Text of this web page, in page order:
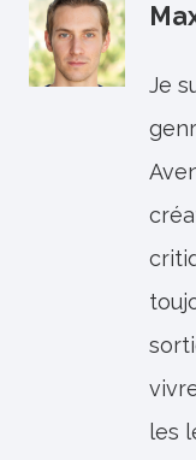
Je
les